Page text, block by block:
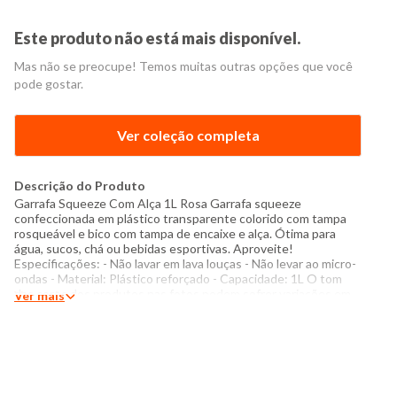
Este produto não está mais disponível.
Mas não se preocupe! Temos muitas outras opções que você
pode gostar.
Ver coleção completa
Descrição do Produto
Garrafa Squeeze Com Alça 1L Rosa Garrafa squeeze
confeccionada em plástico transparente colorido com tampa
rosqueável e bico com tampa de encaixe e alça. Ótima para
água, sucos, chá ou bebidas esportivas. Aproveite!
Especificações: - Não lavar em lava louças - Não levar ao micro-
ondas - Material: Plástico reforçado - Capacidade: 1L O tom
das cores dos produtos nas fotos podem sofrer variações em
Ver mais